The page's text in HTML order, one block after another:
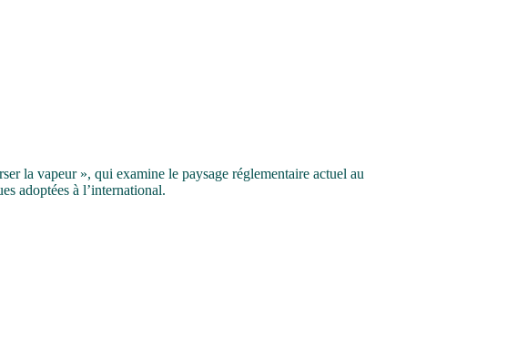
la vapeur », qui examine le paysage réglementaire actuel au
adoptées à l’international.